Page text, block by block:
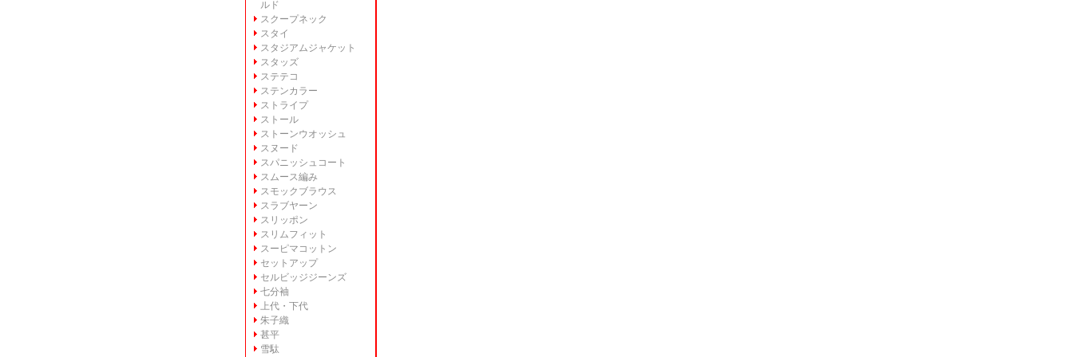
ルド
スクープネック
スタイ
スタジアムジャケット
スタッズ
ステテコ
ステンカラー
ストライプ
ストール
ストーンウオッシュ
スヌード
スパニッシュコート
スムース編み
スモックブラウス
スラブヤーン
スリッポン
スリムフィット
スーピマコットン
セットアップ
セルビッジジーンズ
七分袖
上代・下代
朱子織
甚平
雪駄